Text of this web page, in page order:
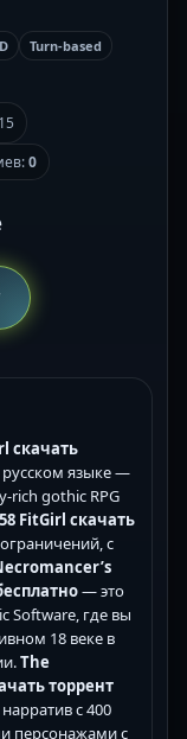
Turn-based
0
скачать
языке —
rich gothic RPG
FitGirl скачать
с
— это
Software, где вы
18 веке в
The
торрент
с 400
персонажами с